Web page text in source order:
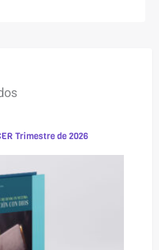
Trimestre de 2026